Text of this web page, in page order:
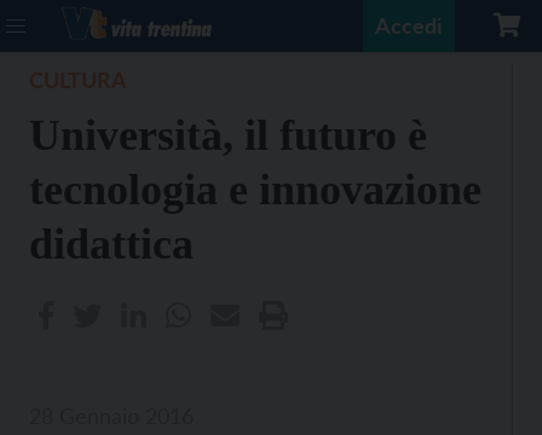
Accedi
Università, il futuro è
tecnologia e innovazione
didattica